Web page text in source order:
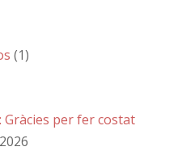
(1)
per fer costat